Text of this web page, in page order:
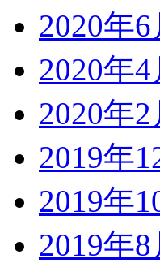
2020年
2020年
2020年
2019年
2019年
2019年